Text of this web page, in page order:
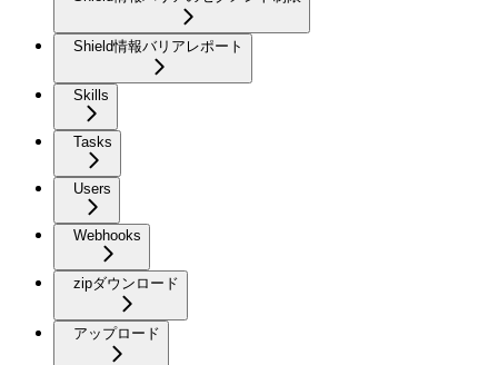
Shield情報バリアレポート
Skills
Tasks
Users
Webhooks
zipダウンロード
アップロード